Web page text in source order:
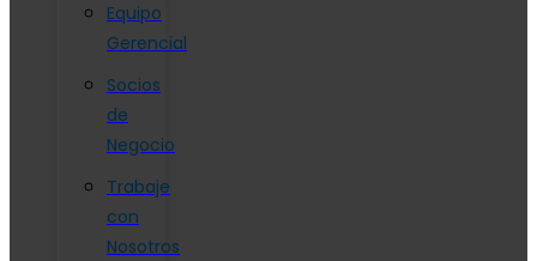
Equipo
Gerencial
Socios
de
Negocio
Trabaje
con
Nosotros